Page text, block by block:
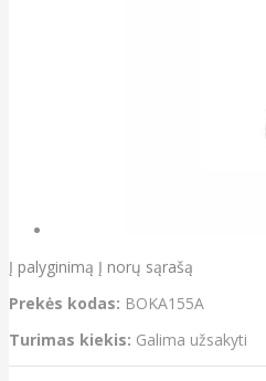
Į palyginimą Į norų sąrašą
Prekės kodas: BOKA155A
Turimas kiekis: Galima užsakyti